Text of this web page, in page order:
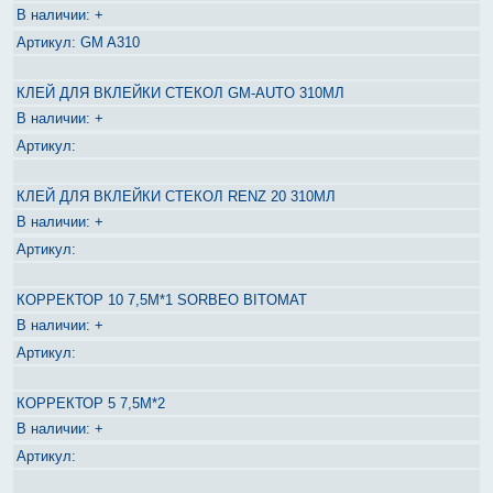
+
GM A310
КЛЕЙ ДЛЯ ВКЛЕЙКИ СТЕКОЛ GM-AUTO 310МЛ
+
КЛЕЙ ДЛЯ ВКЛЕЙКИ СТЕКОЛ RENZ 20 310МЛ
+
КОРРЕКТОР 10 7,5М*1 SORBEO BITOMAT
+
КОРРЕКТОР 5 7,5М*2
+